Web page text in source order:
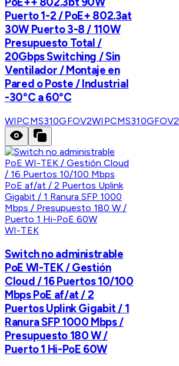
Puerto 1-2 / PoE+ 802.3at
30W Puerto 3-8 / 110W
Presupuesto Total /
20Gbps Switching / Sin
Ventilador / Montaje en
Pared o Poste / Industrial
-30°C a 60°C
WIPCMS310GFOV2WIPCMS310GFOV2
WI-TEK
Switch no administrable
PoE WI-TEK / Gestión
Cloud / 16 Puertos 10/100
Mbps PoE af/at / 2
Puertos Uplink Gigabit / 1
Ranura SFP 1000 Mbps /
Presupuesto 180 W /
Puerto 1 Hi-PoE 60W